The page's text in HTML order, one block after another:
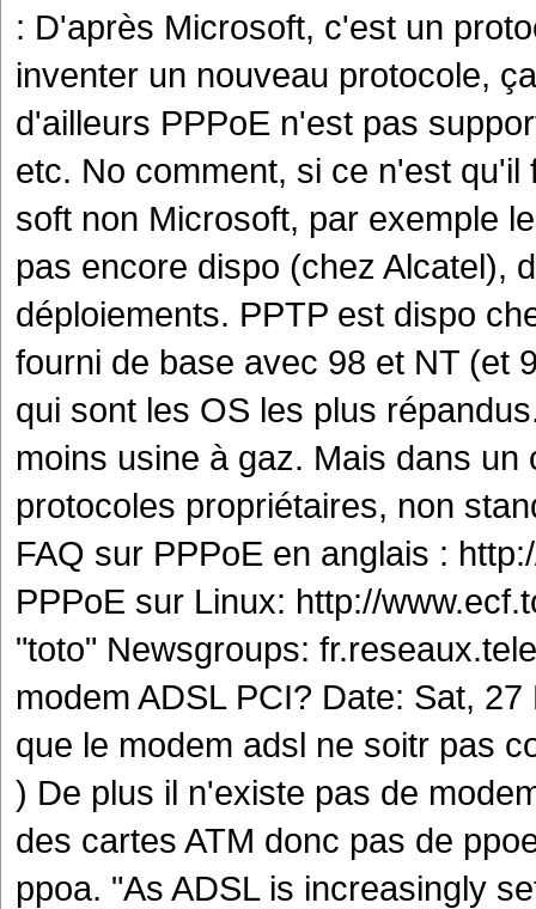
: D'après Microsoft, c'est un
inventer un nouveau protocole,
d'ailleurs PPPoE n'est pas
etc. No comment, si ce n'est
soft non Microsoft, par exemple
pas encore dispo (chez Alcatel),
déploiements. PPTP est dispo
fourni de base avec 98 et NT (et
qui sont les OS les plus
moins usine à gaz. Mais dans
protocoles propriétaires, non
FAQ sur PPPoE en anglais :
PPPoE sur Linux: http://
"toto" Newsgroups:
modem ADSL PCI? Date: Sat,
que le modem adsl ne soitr pas
) De plus il n'existe pas de
des cartes ATM donc pas de
ppoa. "As ADSL is increasingly